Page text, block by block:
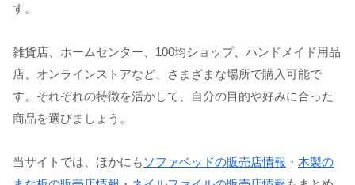
す。
雑貨店、ホームセンター、100均ショップ、ハンドメイド用品
店、オンラインストアなど、さまざまな場所で購入可能で
す。それぞれの特徴を活かして、自分の目的や好みに合った
商品を選びましょう。
当サイトでは、ほかにも ソファベッドの販売店情報 ・ 木製の